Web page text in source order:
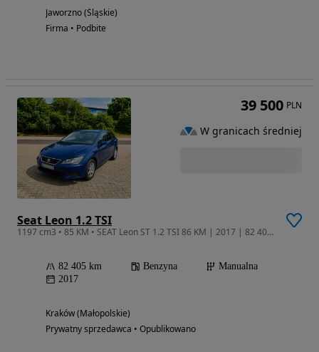
Jaworzno (Śląskie)
Firma • Podbite
Seat Leon 1.2 TSI
1197 cm3 • 85 KM • SEAT Leon ST 1.2 TSI 86 KM | 2017 | 82 405 km | Bezwypadkowy | Manual
82 405 km Benzyna
Manualna
2017
Kraków (Małopolskie)
Prywatny sprzedawca • Opublikowano
39 500 PLN
W granicach średniej